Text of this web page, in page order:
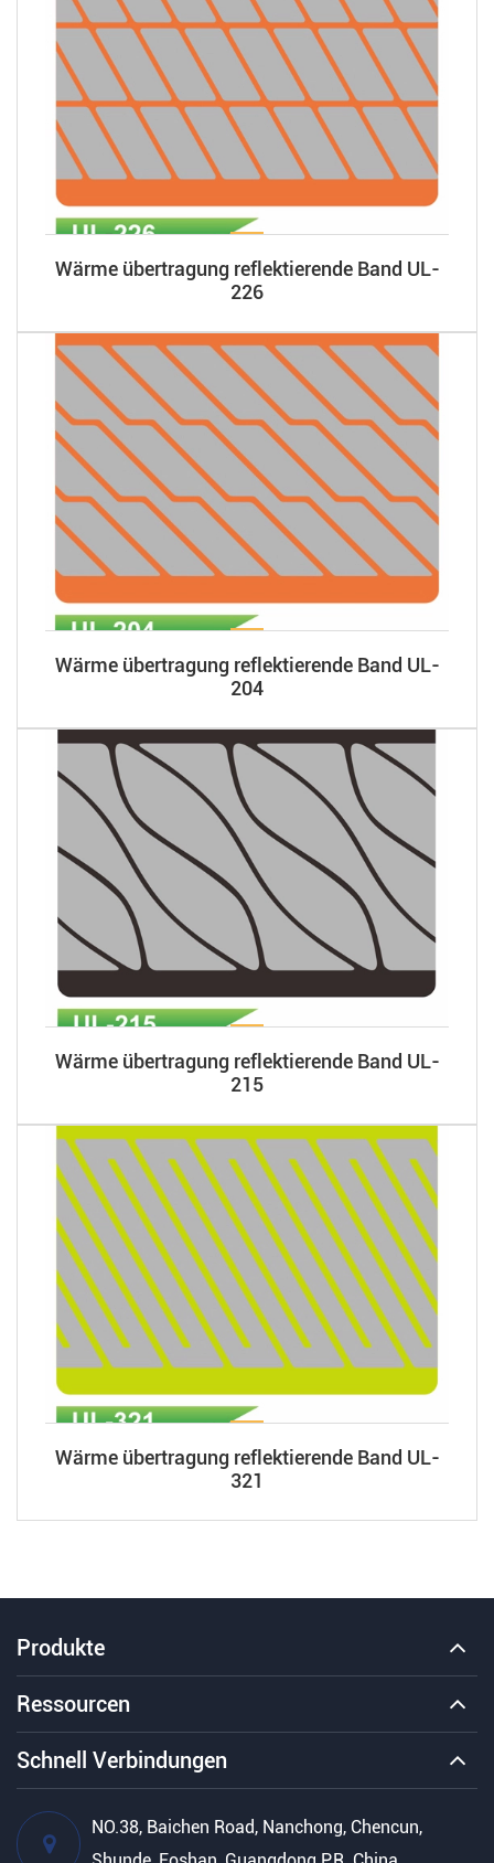
Wärme übertragung reflektierende Band UL-
226
Wärme übertragung reflektierende Band UL-
204
Wärme übertragung reflektierende Band UL-
215
Wärme übertragung reflektierende Band UL-
321
Produkte
Ressourcen
Schnell Verbindungen
NO.38, Baichen Road, Nanchong, Chencun,